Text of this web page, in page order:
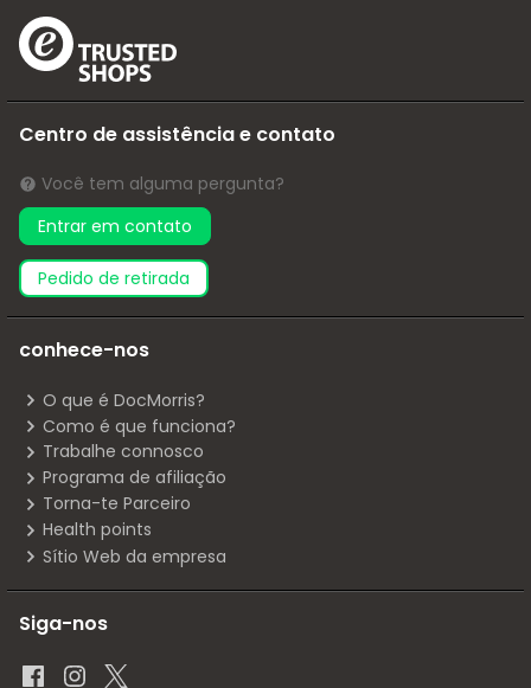
Centro de assistência e contato
Você tem alguma pergunta?
Entrar em contato
pedido de retirada
conhece-nos
O que é DocMorris?
Como é que funciona?
Trabalhe connosco
Programa de afiliação
Torna-te Parceiro
Health points
Sítio Web da empresa
Siga-nos